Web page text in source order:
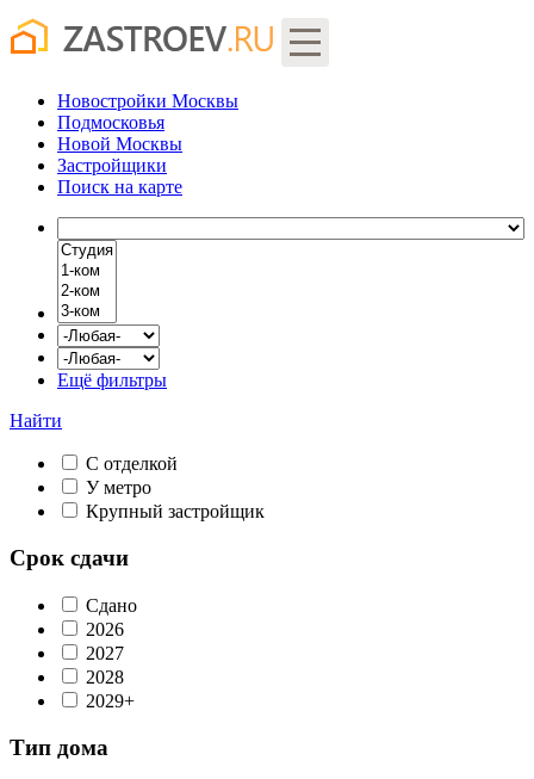
Новостройки Москвы
Подмосковья
Новой Москвы
Застройщики
Поиск на карте
Ещё фильтры
Найти
С отделкой
У метро
Крупный застройщик
Срок сдачи
Сдано
2026
2027
2028
2029+
Тип дома